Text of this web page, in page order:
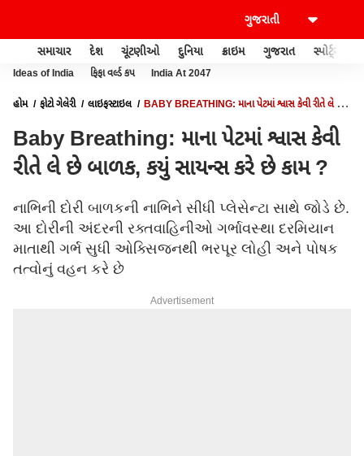
સમાચાર દેશ ચૂંટણીઓ દુનિયા ક્રાઇમ ગુજરાત સ્પોર્ટ્સ
Ideas of India ફિફા વર્લ્ડ કપ India At 2047
હોમ ફોટો ગેલેરી લાઇફસ્ટાઇલ
BABY BREATHING: માના પેટમાં શ્વાસ કેવી રીતે લે છે
Baby Breathing: માના પેટમાં શ્વાસ કેવી
રીતે લે છે બાળક, કયું સાયન્સ કરે છે કામ ?
નાભિની દોરી બાળકની નાભિને સીધી પ્લેસેન્ટા સાથે જોડે છે.
આ દોરીની અંદરની રક્તવાહિનીઓ ગર્ભાવસ્થા દરમિયાન
માતાથી ગર્ભ સુધી ઓક્સિજનથી ભરપૂર લોહી અને પોષક
તત્વોનું વહન કરે છે
Advertisement